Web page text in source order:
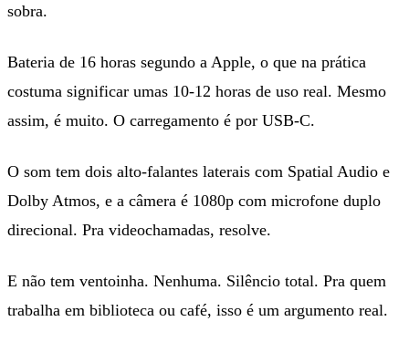
sobra.
Bateria de 16 horas segundo a Apple, o que na prática
costuma significar umas 10-12 horas de uso real. Mesmo
assim, é muito. O carregamento é por USB-C.
O som tem dois alto-falantes laterais com Spatial Audio e
Dolby Atmos, e a câmera é 1080p com microfone duplo
direcional. Pra videochamadas, resolve.
E não tem ventoinha. Nenhuma. Silêncio total. Pra quem
trabalha em biblioteca ou café, isso é um argumento real.